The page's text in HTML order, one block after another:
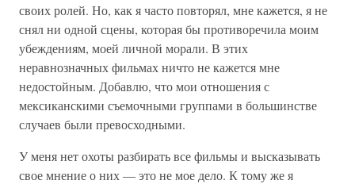
своих ролей. Но, как я часто повторял, мне кажется, я не
снял ни одной сцены, которая бы противоречила моим
убеждениям, моей личной морали. В этих
неравнозначных фильмах ничто не кажется мне
недостойным. Добавлю, что мои отношения с
мексиканскими съемочными группами в большинстве
случаев были превосходными.
У меня нет охоты разбирать все фильмы и высказывать
свое мнение о них — это не мое дело. К тому же я